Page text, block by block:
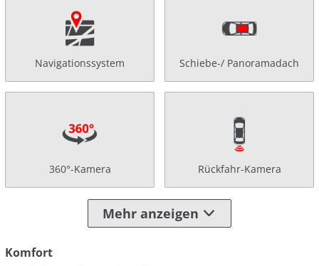
Navigationssystem Schiebe-/ Panoramadach
360°-Kamera Rückfahr-Kamera
Mehr anzeigen
Komfort